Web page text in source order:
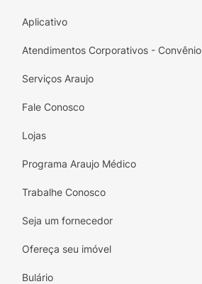
Aplicativo
Atendimentos Corporativos - Convênio
Serviços Araujo
Fale Conosco
Lojas
Programa Araujo Médico
Trabalhe Conosco
Seja um fornecedor
Ofereça seu imóvel
Bulário